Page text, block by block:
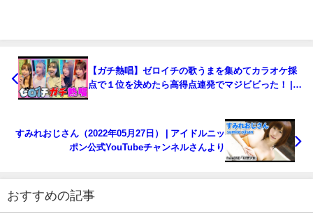
【ガチ熱唱】ゼロイチの歌うまを集めてカラオケ採
点で１位を決めたら高得点連発でマジビビった！ |
すみれおじさん（2022年05月27日） | アイドルニッ
ポン公式YouTubeチャンネルさんより
おすすめの記事